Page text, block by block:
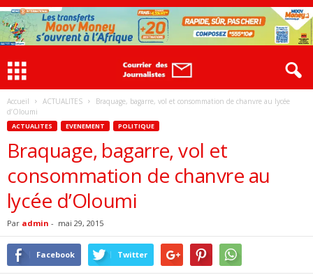
Accueil ACTUALITES
Braquage, bagarre, vol et consommation de chanvre au lycée
d’Oloumi
ACTUALITES EVENEMENT POLITIQUE
Braquage, bagarre, vol et
consommation de chanvre au
lycée d’Oloumi
Par admin - mai 29, 2015
Facebook Twitter